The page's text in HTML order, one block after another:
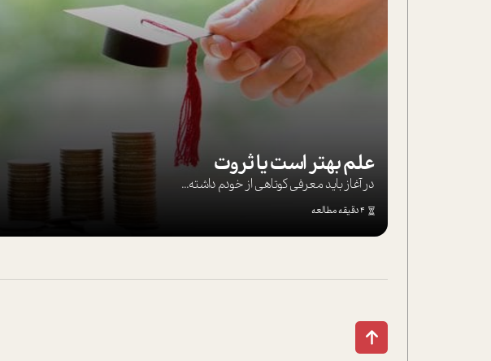
علم بهتر است یا ثروت
در آغاز باید معرفی کوتاهی از خودم داشته...
4 دقیقه مطالعه